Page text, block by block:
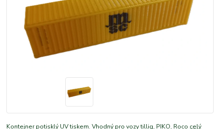
Kontejner potisklý UV tiskem. Vhodný pro vozy tillig, PIKO, Roco celý